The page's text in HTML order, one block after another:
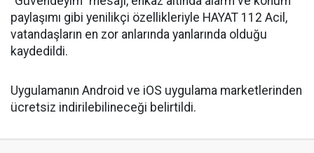
paylaşımı gibi yenilikçi özellikleriyle HAYAT 112 Acil,
vatandaşların en zor anlarında yanlarında olduğu
kaydedildi.
Uygulamanın Android ve iOS uygulama marketlerinden
ücretsiz indirilebilineceği belirtildi.